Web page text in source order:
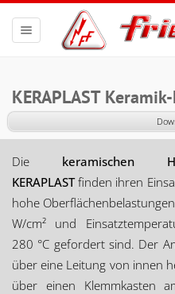
Toggle navigation
KERAPLAST
Die keramischen
KERAPLASTfinden ihren
hohe
W/cm² und
280 °C gefordert sind. Der
über eine Leitung von innen
über einen Klemmkasten